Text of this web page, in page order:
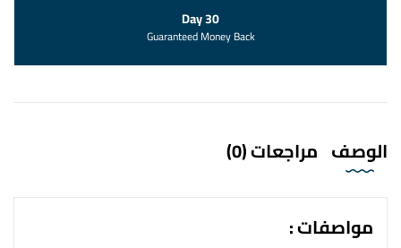
30 Day
Guaranteed Money Back
الوصف مراجعات (0)
مواصفات :